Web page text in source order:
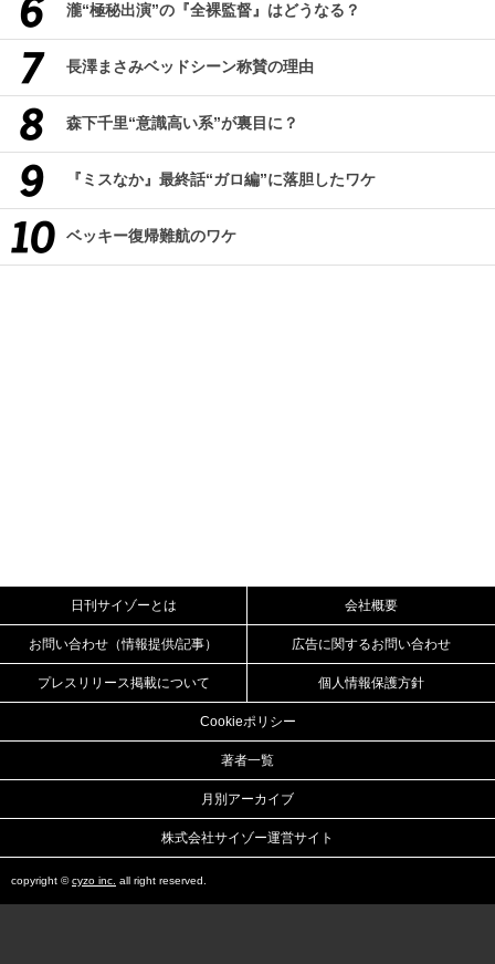
瀧“極秘出演”の『全裸監督』はどうなる？
長澤まさみベッドシーン称賛の理由
森下千里“意識高い系”が裏目に？
『ミスなか』最終話“ガロ編”に落胆したワケ
ベッキー復帰難航のワケ
日刊サイゾーとは 会社概要
お問い合わせ（情報提供/記事） 広告に関するお問い合わせ
プレスリリース掲載について 個人情報保護方針
Cookieポリシー
著者一覧
月別アーカイブ
株式会社サイゾー運営サイト
copyright ©cyzo inc. all right reserved.